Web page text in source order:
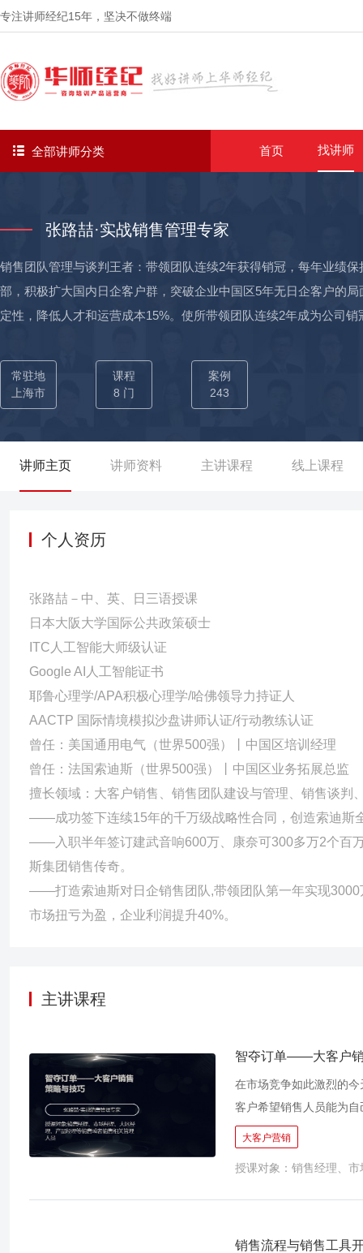
专注讲师经纪15年 ，坚决不做终端
全部讲师分类 首页 找讲师
张路喆·实战销售管理专家
销售团队管理与谈判王者：带领团队连续2年获得销冠，每年业绩
部，积极扩大国内日企客户群，突破企业中国区5年无日企客户的
定性，降低人才和运营成本15%。使所带领团队连续2年成为公司
计主导或参与开发6门课程，共获得12项GE全球认证的课程授课资
培训之星。
常驻地
上海市
课程
8 门
案例
243
讲师主页 讲师资料 主讲课程 线上课程
个人资历
张路喆－中、英、日三语授课
日本大阪大学国际公共政策硕士
ITC人工智能大师级认证
Google AI人工智能证书
耶鲁心理学/APA积极心理学/哈佛领导力持证人
AACTP 国际情境模拟沙盘讲师认证/行动教练认证
曾任：美国通用电气（世界500强）丨中国区培训经理
曾任：法国索迪斯（世界500强）丨中国区业务拓展总监
擅长领域：大客户销售、销售团队建设与管理、销售谈判
——成功签下连续15年的千万级战略性合同，创造索迪斯
——入职半年签订建武音响600万、康奈可300多万2个百
斯集团销售传奇。
——打造索迪斯对日企销售团队,带领团队第一年实现
主讲课程
智夺订单——大客户
在市场竞争如此激烈的
客户希望销售人员能为
足自己在每一细节的需
为企业关注的焦点。 然
么才能迅速成长为一个
客户尽快对我产生信任
从一开始就只是想无偿
大客户营销
授课对象：销售经理、
销售流程与销售工具